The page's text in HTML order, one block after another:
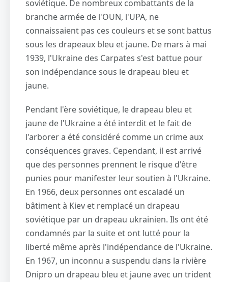
soviétique. De nombreux combattants de la
branche armée de l'OUN, l'UPA, ne
connaissaient pas ces couleurs et se sont battus
sous les drapeaux bleu et jaune. De mars à mai
1939, l'Ukraine des Carpates s'est battue pour
son indépendance sous le drapeau bleu et
jaune.
Pendant l'ère soviétique, le drapeau bleu et
jaune de l'Ukraine a été interdit et le fait de
l'arborer a été considéré comme un crime aux
conséquences graves. Cependant, il est arrivé
que des personnes prennent le risque d'être
punies pour manifester leur soutien à l'Ukraine.
En 1966, deux personnes ont escaladé un
bâtiment à Kiev et remplacé un drapeau
soviétique par un drapeau ukrainien. Ils ont été
condamnés par la suite et ont lutté pour la
liberté même après l'indépendance de l'Ukraine.
En 1967, un inconnu a suspendu dans la rivière
Dnipro un drapeau bleu et jaune avec un trident